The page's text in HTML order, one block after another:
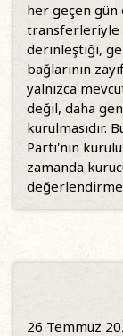
her geçen gün
transferleriyle
derinleştiği,
bağlarının
yalnızca
değil, daha
kurulmasıdır.
Parti'nin
zamanda
26 Temmuz